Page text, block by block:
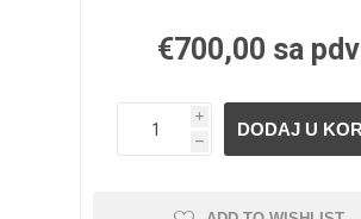
TUŠ KADE
€700,00 sa pdv
i
h